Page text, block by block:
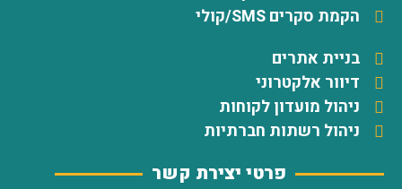
הקמת סקרים SMS/קולי
בניית אתרים
דיוור אלקטרוני
ניהול מועדון לקוחות
ניהול רשתות חברתיות
פרטי יצירת קשר